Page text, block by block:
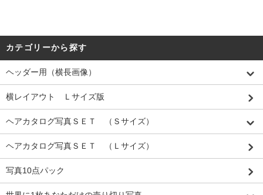
カテゴリーから探す
ヘッダー用（横長画像）
横レイアウト Ｌサイズ版
ヘアカタログ写真ＳＥＴ （Ｓサイズ）
ヘアカタログ写真ＳＥＴ （Ｌサイズ）
写真10点パック